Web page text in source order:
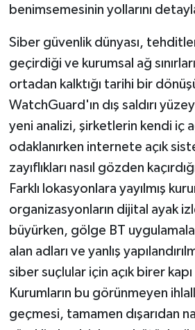
benimsemesinin yollarını
Siber güvenlik dünyası,
geçirdiği ve kurumsal ağ
ortadan kalktığı tarihi bir
WatchGuard'ın dış saldırı
yeni analizi, şirketlerin kendi iç
odaklanırken internete açık
zayıflıkları nasıl gözden
Farklı lokasyonlara yayılmış
organizasyonların dijital ayak
büyürken, gölge BT
alan adları ve yanlış
siber suçlular için açık birer
Kurumların bu görünmeyen
geçmesi, tamamen dışarıdan